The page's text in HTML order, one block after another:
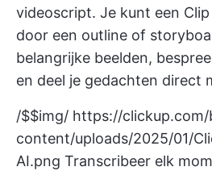
videoscript. Je kunt een
door een outline of
belangrijke beelden,
en deel je gedachten direct
/$$img/ https://
content/uploads/2025/01/
AI.png Transcribeer elk